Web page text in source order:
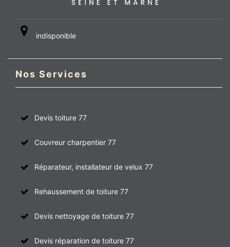
indisponible
Nos Services
Devis toiture 77
Couvreur charpentier 77
Réparateur, installateur de velux 77
Rehaussement de toiture 77
Devis nettoyage de toiture 77
Devis réparation de toiture 77